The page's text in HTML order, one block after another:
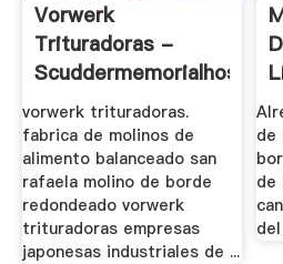
Vorwerk
Trituradoras -
Scuddermemorialhospital
vorwerk trituradoras.
fabrica de molinos de
alimento balanceado san
rafaela molino de borde
redondeado vorwerk
trituradoras empresas
japonesas industriales de ...
de
de